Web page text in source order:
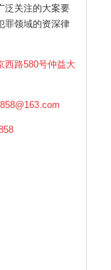
泛关注的大案要
罪领域的资深律
西路580号仲益大